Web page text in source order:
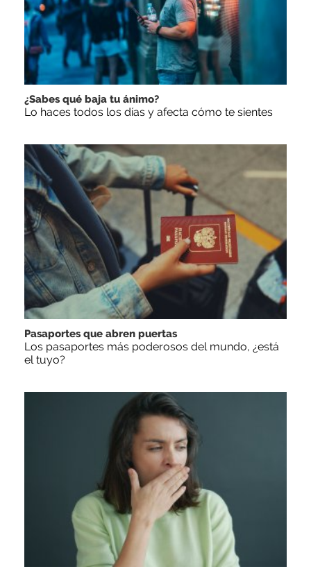
¿Sabes qué baja tu ánimo?
Lo haces todos los días y afecta cómo te sientes
Pasaportes que abren puertas
Los pasaportes más poderosos del mundo, ¿está
el tuyo?